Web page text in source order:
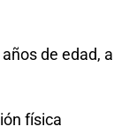
de edad, a
física